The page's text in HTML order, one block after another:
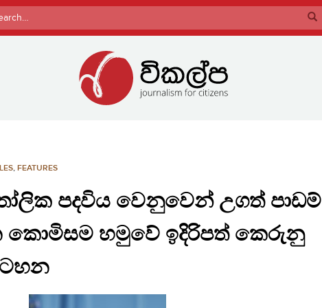
, FEATURES
පදවිය වෙනුවෙන් උගත් පාඩම්
කොමිසම හමුවේ ඉදිරිපත් කෙරුනු